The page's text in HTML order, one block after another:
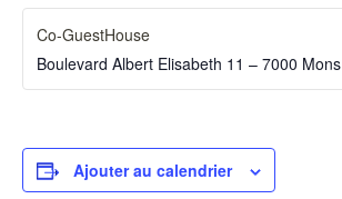
Co-GuestHouse
Boulevard Albert Elisabeth 11 – 7000 Mons
Ajouter au calendrier